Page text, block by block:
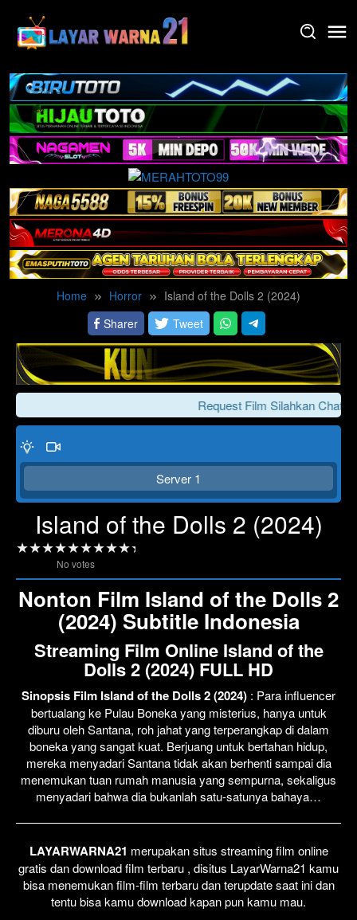
content
Home Horror
Island of the Dolls 2 (2024)
Sharer
Tweet
Request Film Silahkan Chat
Lewati >>>
Click To Play
Server 1
Island of the Dolls 2 (2024)
No votes
Nonton Film Island of the Dolls 2
(2024) Subtitle Indonesia
Streaming Film Online Island of the
Dolls 2 (2024) FULL HD
Sinopsis Film Island of the Dolls 2 (2024) : Para influencer
bertualang ke Pulau Boneka yang misterius, hanya untuk
diburu oleh Santana, roh jahat yang terperangkap di dalam
boneka yang sangat kuat. Berjuang untuk bertahan hidup,
mereka menyadari Santana tidak akan berhenti sampai dia
menemukan tuan rumah manusia yang sempurna, sekaligus
menyadari bahwa dia bukanlah satu-satunya bahaya…
LAYARWARNA21 merupakan situs streaming film online
gratis dan download film terbaru , disitus LayarWarna21 kamu
bisa menemukan film-film terbaru dan terupdate saat ini dan
tentu bisa kamu download kapan pun kamu mau.